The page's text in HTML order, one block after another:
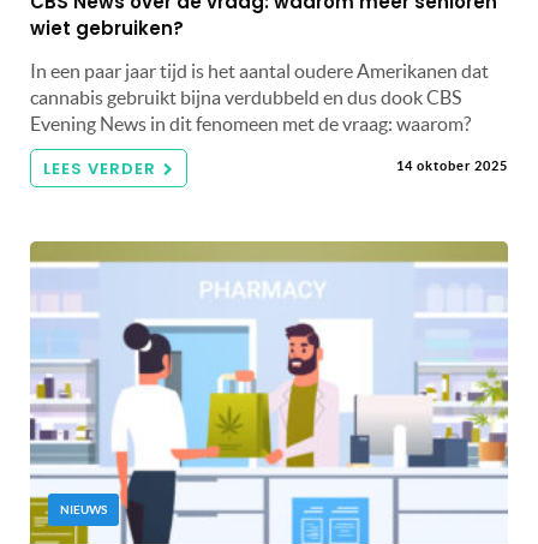
wiet gebruiken?
In een paar jaar tijd is het aantal oudere Amerikanen dat
cannabis gebruikt bijna verdubbeld en dus dook CBS
Evening News in dit fenomeen met de vraag: waarom?
LEES VERDER 14 oktober 2025
NIEUWS